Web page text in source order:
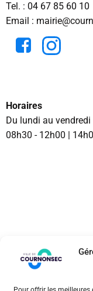
Tel. : 04 67 85 60 10
Email :
Horaires
Du lundi au vendredi
08h30 - 12h00 |